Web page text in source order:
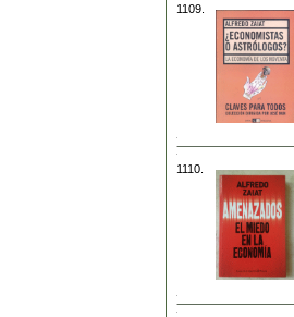
1109.
1110.